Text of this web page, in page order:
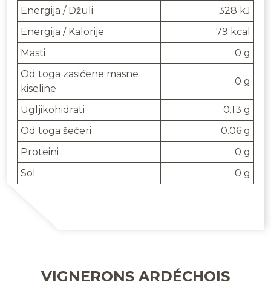
Energija / Džuli
328 kJ
Energija / Kalorije
79 kcal
Masti
0 g
Od toga zasićene masne
kiseline
0 g
Ugljikohidrati
0.13 g
Od toga šećeri
0.06 g
Proteini
0 g
Sol
0 g
VIGNERONS ARDÉCHOIS